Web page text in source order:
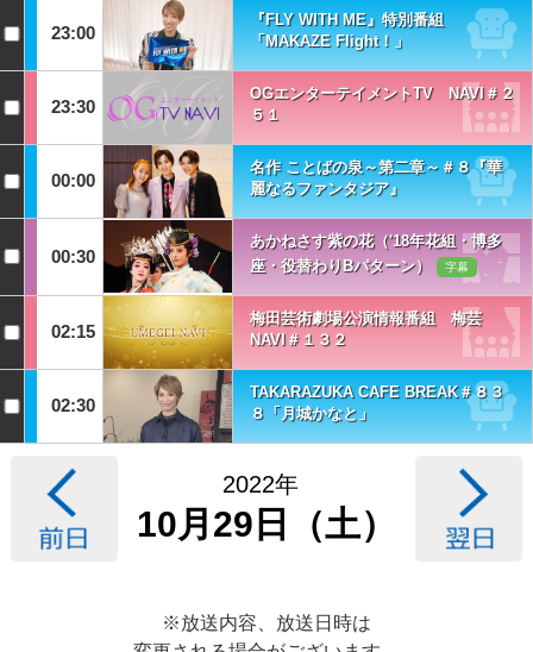
23:00
『FLY WITH ME』特別番組
「MAKAZE Flight！」
23:30
OGエンターテイメントTV NAVI＃２
５１
00:00
名作 ことばの泉～第二章～＃８『華
麗なるファンタジア』
00:30
あかねさす紫の花（'18年花組・博多
座・役替わりBパターン）
字幕
02:15
梅田芸術劇場公演情報番組 梅芸
NAVI＃１３２
02:30
TAKARAZUKA CAFE BREAK＃８３
８「月城かなと」
2022年
10月29日（土）
※放送内容、放送日時は